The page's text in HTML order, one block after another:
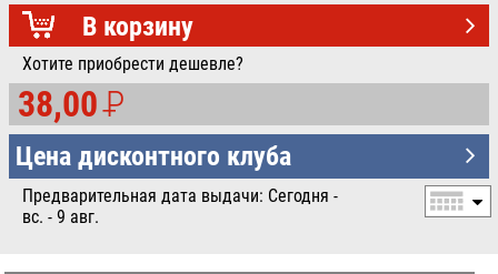
УБ.
В корзину
Хотите приобрести дешевле?
38,00P
УБ.
Цена дисконтного клуба
Предварительная дата выдачи: Сегодня -
вс. - 9 авг.